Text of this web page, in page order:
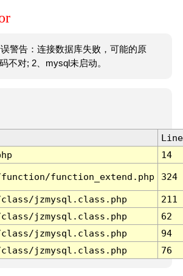
警告：连接数据库失败，可能的原
不对; 2、mysql未启动。
Line
14
function_extend.php 324
jzmysql.class.php
211
jzmysql.class.php
62
jzmysql.class.php
94
jzmysql.class.php 76